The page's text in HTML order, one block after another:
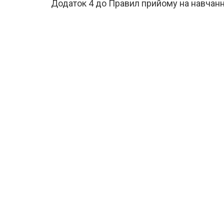
Додаток 4 до Правил прийому на